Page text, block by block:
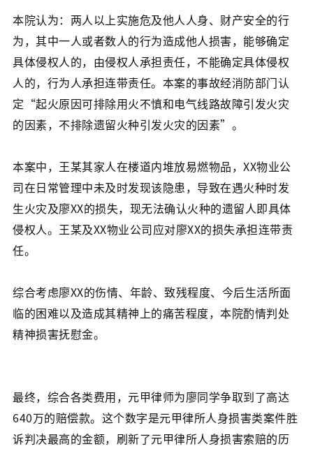
本院认为：两人以上实施危及他人人身、财产安全的行
为，其中一人或者数人的行为造成他人损害，能够确定
具体侵权人的，由侵权人承担责任，不能确定具体侵权
人的，行为人承担连带责任。本案的事故经消防部门认
定“起火原因可排除用火不慎和电气线路故障引发火灾
的因素，不排除遗留火种引发火灾的因素”。
本案中，王某其家人在楼道内堆放易燃物品，XX物业公
司在日常管理中未及时发现该隐患，导致在遇火种时发
生火灾及廖XX的损失，现无法确认火种的遗留人即具体
侵权人。王某及XX物业公司应对廖XX的损失承担连带责
任。
综合考虑廖XX的伤情、年龄、致残程度、今后生活所面
临的困难以及造成其精神上的痛苦程度，本院酌情判处
精神损害抚慰金。
最终，综合各类费用，元甲律师为廖同学争取到了高达
640万的赔偿款。这个数字是元甲律所人身损害类案件胜
诉判决最高的金额，刷新了元甲律所人身损害索赔的历